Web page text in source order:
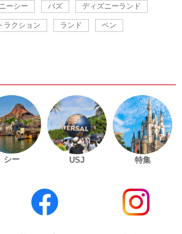
ーシー バズ ディズニーランド
ラクション ランド ペン
シー USJ 特集